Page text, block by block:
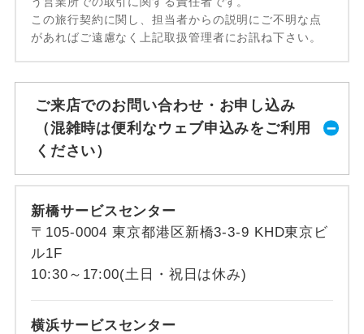
この旅行契約に関し、担当者からの説明にご不明な点
があればご遠慮なく上記取扱管理者にお訊ね下さい。
ご来店でのお問い合わせ・お申し込み
（混雑時は便利なウェブ申込みをご利用
ください）
新橋サービスセンター
〒105-0004 東京都港区新橋3-3-9 KHD東京ビ
ル1F
10:30～17:00(土日・祝日は休み)
横浜サービスセンター